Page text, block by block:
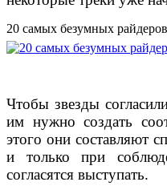
20 самых безумных райдеров
Чтобы звезды
им нужно создать
этого они составляют
и только при
согласятся выступать.